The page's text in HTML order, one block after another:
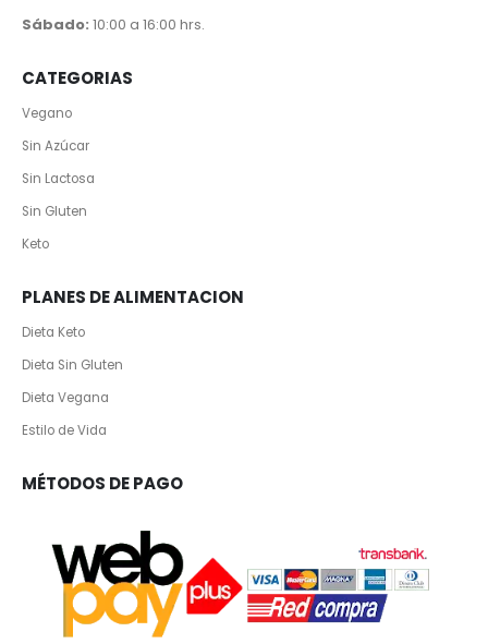
Sábado: 10:00 a 16:00 hrs.
CATEGORIAS
Vegano
Sin Azúcar
Sin Lactosa
Sin Gluten
Keto
PLANES DE ALIMENTACION
Dieta Keto
Dieta Sin Gluten
Dieta Vegana
Estilo de Vida
MÉTODOS DE PAGO